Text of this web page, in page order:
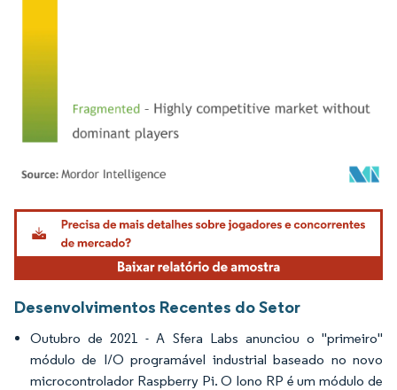
Imagem © Mordor Intelligence. O reuso requer atribuição conforme CC BY 4.0.
Desenvolvimentos Recentes do Setor
Outubro de 2021 - A Sfera Labs anunciou o "primeiro"
módulo de I/O programável industrial baseado no novo
microcontrolador Raspberry Pi. O Iono RP é um módulo de